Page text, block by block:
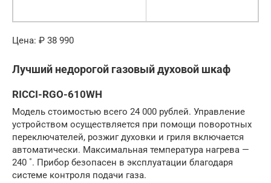
Цена: ₽ 38 990
Лучший недорогой газовый духовой шкаф
RICCI-RGO-610WH
Модель стоимостью всего 24 000 рублей. Управление
устройством осуществляется при помощи поворотных
переключателей, розжиг духовки и гриля включается
автоматически. Максимальная температура нагрева —
240 ˚. Прибор безопасен в эксплуатации благодаря
системе контроля подачи газа.